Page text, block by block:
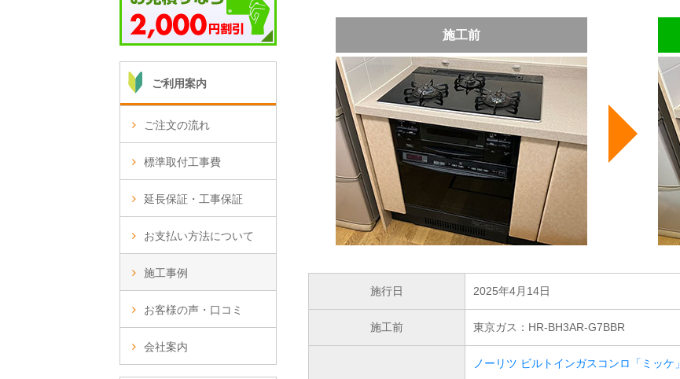
施工前
施行日 2025年4月14日
施工前 東京ガス：HR-BH3AR-G7BBR
ノーリツ ビルトインガスコンロ「ミッケ」
ご利用案内
ご注文の流れ
標準取付工事費
延長保証・工事保証
お支払い方法について
施工事例
お客様の声・口コミ
会社案内